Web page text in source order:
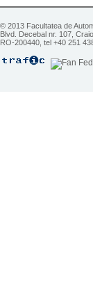
© 2013 Facultatea de
Blvd. Decebal nr. 107,
RO-200440, tel +40 251